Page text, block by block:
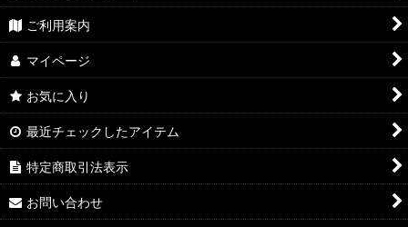
ご利用案内
マイページ
お気に入り
最近チェックしたアイテム
特定商取引法表示
お問い合わせ